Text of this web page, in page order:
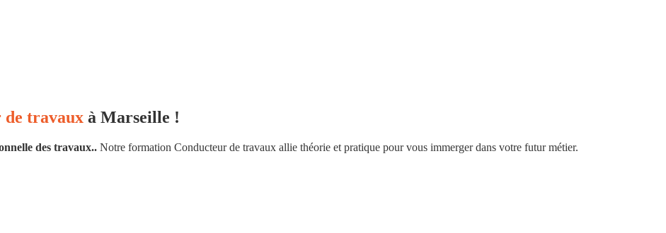
de travaux à Marseille !
des travaux.. Notre formation Conducteur de travaux allie théorie et pratique pour vous immerger dans votre futur métier.